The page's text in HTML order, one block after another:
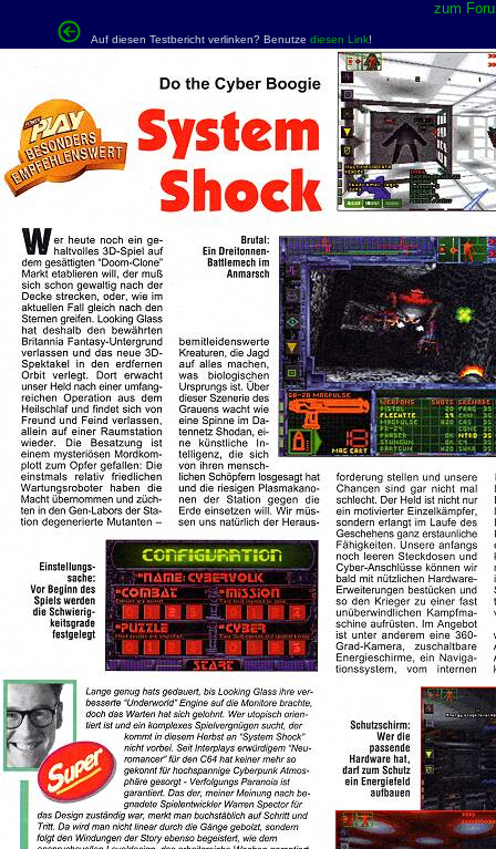
zum
Auf diesen Testbericht verlinken? Benutze diesen Link!